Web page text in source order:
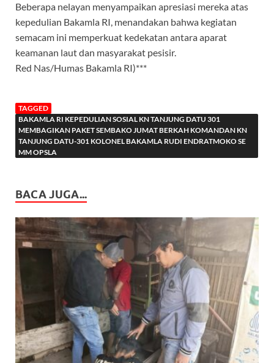
Beberapa nelayan menyampaikan apresiasi mereka atas
kepedulian Bakamla RI, menandakan bahwa kegiatan
semacam ini memperkuat kedekatan antara aparat
keamanan laut dan masyarakat pesisir.
Red Nas/Humas Bakamla RI)***
TAGGED
BAKAMLA RI KEPEDULIAN SOSIAL KN TANJUNG DATU 301
MEMBAGIKAN PAKET SEMBAKO JUMAT BERKAH KOMANDAN KN
TANJUNG DATU-301 KOLONEL BAKAMLA RUDI ENDRATMOKO SE
MM OPSLA
BACA JUGA...